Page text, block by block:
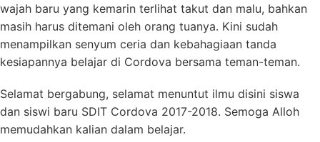
wajah baru yang kemarin terlihat takut dan malu, bahkan
masih harus ditemani oleh orang tuanya. Kini sudah
menampilkan senyum ceria dan kebahagiaan tanda
kesiapannya belajar di Cordova bersama teman-teman.
Selamat bergabung, selamat menuntut ilmu disini siswa
dan siswi baru SDIT Cordova 2017-2018. Semoga Alloh
memudahkan kalian dalam belajar.